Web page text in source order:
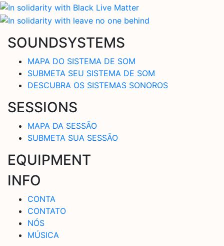
SOUNDSYSTEMS
MAPA DO SISTEMA DE SOM
SUBMETA SEU SISTEMA DE SOM
DESCUBRA OS SISTEMAS SONOROS
SESSIONS
MAPA DA SESSÃO
SUBMETA SUA SESSÃO
EQUIPMENT
INFO
CONTA
CONTATO
NÓS
MÚSICA